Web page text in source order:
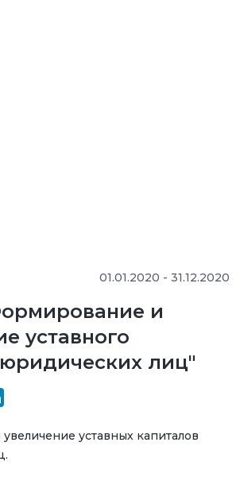
01.01.2020 - 31.12.2020
и
уставного
лиц"
уставных капиталов